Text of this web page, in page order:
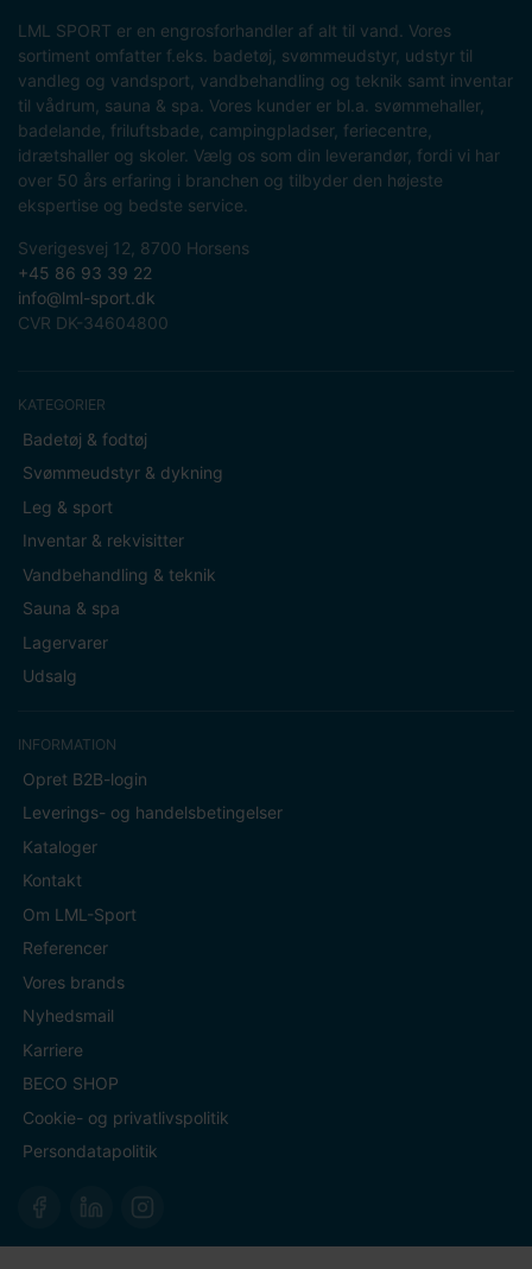
LML SPORT er en engrosforhandler af alt til vand. Vores
sortiment omfatter f.eks. badetøj, svømmeudstyr, udstyr til
vandleg og vandsport, vandbehandling og teknik samt inventar
til vådrum, sauna & spa. Vores kunder er bl.a. svømmehaller,
badelande, friluftsbade, campingpladser, feriecentre,
idrætshaller og skoler. Vælg os som din leverandør, fordi vi har
over 50 års erfaring i branchen og tilbyder den højeste
ekspertise og bedste service.
Sverigesvej 12, 8700 Horsens
+45 86 93 39 22
info@lml-sport.dk
CVR DK-34604800
KATEGORIER
Badetøj & fodtøj
Svømmeudstyr & dykning
Leg & sport
Inventar & rekvisitter
Vandbehandling & teknik
Sauna & spa
Lagervarer
Udsalg
INFORMATION
Opret B2B-login
Leverings- og handelsbetingelser
Kataloger
Kontakt
Om LML-Sport
Referencer
Vores brands
Nyhedsmail
Karriere
BECO SHOP
Cookie- og privatlivspolitik
Persondatapolitik